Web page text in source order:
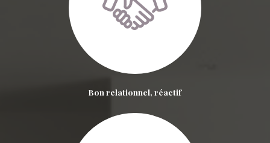
Bon relationnel, réactif